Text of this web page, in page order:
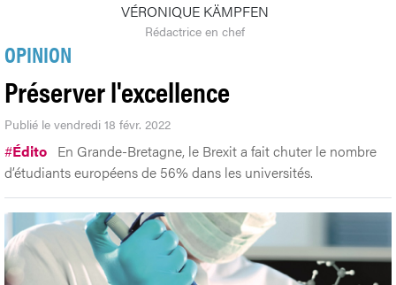
VÉRONIQUE KÄMPFEN
Rédactrice en chef
OPINION
Préserver l'excellence
Publié le vendredi 18 févr. 2022
#Édito En Grande-Bretagne, le Brexit a fait chuter le nombre
d’étudiants européens de 56% dans les universités.